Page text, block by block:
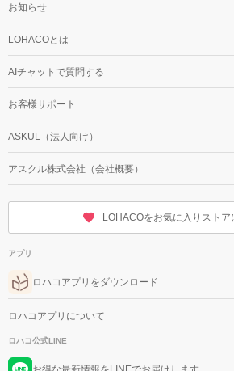
お知らせ
LOHACOとは
AIチャットで質問する
お客様サポート
ASKUL（法人向け）
アスクル株式会社（会社概要）
LOHACOをお気に入りストア
アプリ
ロハコアプリをダウンロード
ロハコアプリについて
ロハコ公式LINE